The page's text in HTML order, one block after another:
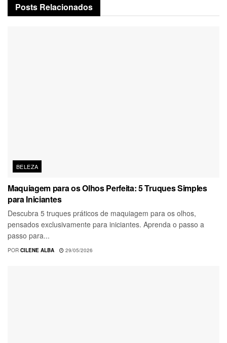
Posts Relacionados
BELEZA
Maquiagem para os Olhos Perfeita: 5 Truques Simples
para Iniciantes
Descubra 5 truques práticos de maquiagem para os olhos,
pensados exclusivamente para iniciantes. Aprenda o passo a
passo para...
POR CILENE ALBA 29/05/2026